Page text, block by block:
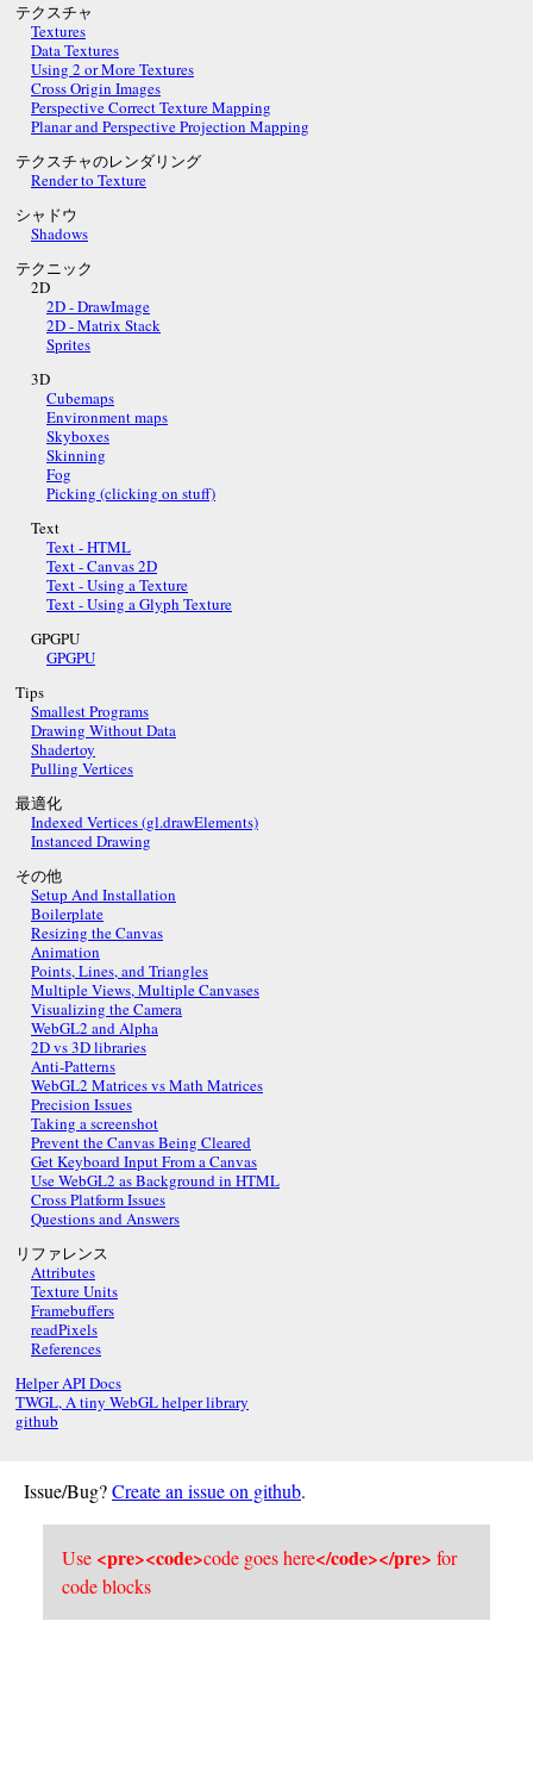
テクスチャ
Textures
Data Textures
Using 2 or More Textures
Cross Origin Images
Perspective Correct Texture Mapping
Planar and Perspective Projection Mapping
テクスチャのレンダリング
Render to Texture
シャドウ
Shadows
テクニック
2D
2D - DrawImage
2D - Matrix Stack
Sprites
3D
Cubemaps
Environment maps
Skyboxes
Skinning
Fog
Picking (clicking on stuff)
Text
Text - HTML
Text - Canvas 2D
Text - Using a Texture
Text - Using a Glyph Texture
GPGPU
GPGPU
Tips
Smallest Programs
Drawing Without Data
Shadertoy
Pulling Vertices
最適化
Indexed Vertices (gl.drawElements)
Instanced Drawing
その他
Setup And Installation
Boilerplate
Resizing the Canvas
Animation
Points, Lines, and Triangles
Multiple Views, Multiple Canvases
Visualizing the Camera
WebGL2 and Alpha
2D vs 3D libraries
Anti-Patterns
WebGL2 Matrices vs Math Matrices
Precision Issues
Taking a screenshot
Prevent the Canvas Being Cleared
Get Keyboard Input From a Canvas
Use WebGL2 as Background in HTML
Cross Platform Issues
Questions and Answers
リファレンス
Attributes
Texture Units
Framebuffers
readPixels
References
Helper API Docs
TWGL, A tiny WebGL helper library
github
Issue/Bug?Create an issue on github.
Use <pre><code>code goes here</code></pre> for
code blocks